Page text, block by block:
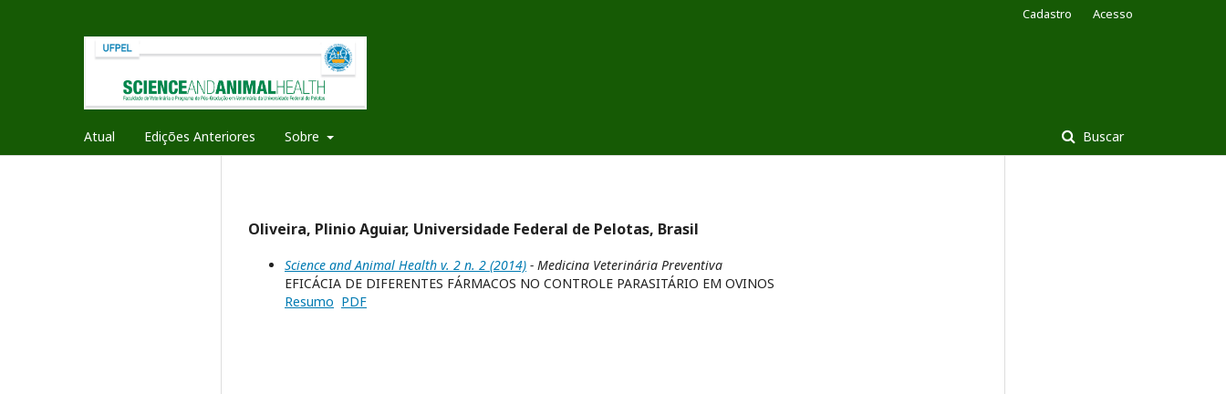
Atual Edições Anteriores Sobre Buscar
Cadastro Acesso
Oliveira, Plinio Aguiar, Universidade Federal de Pelotas, Brasil
Science and Animal Health v. 2 n. 2 (2014) - Medicina Veterinária Preventiva
EFICÁCIA DE DIFERENTES FÁRMACOS NO CONTROLE PARASITÁRIO EM OVINOS
Resumo PDF